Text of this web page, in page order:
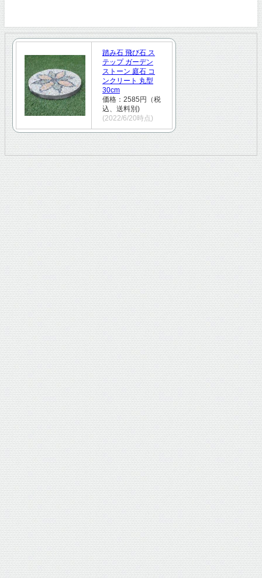
踏み石 飛び石 ス
テップ ガーデン
ストーン 庭石 コ
ンクリート 丸型
30cm
価格：2585円（税
込、送料別)
(2022/6/20時点)